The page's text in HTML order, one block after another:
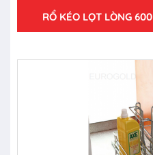
RỔ KÉO LỌT LÒNG